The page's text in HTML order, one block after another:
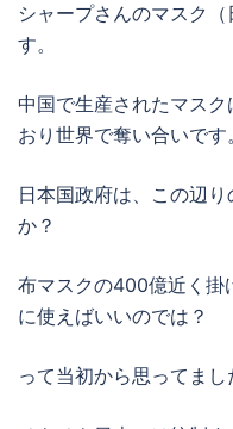
シャープさんのマスク
す。
中国で生産されたマス
おり世界で奪い合いです。
日本国政府は、この辺
か？
布マスクの400億近く掛
に使えばいいのでは？
って当初から思ってまし